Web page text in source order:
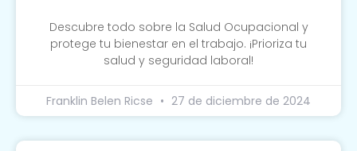
Descubre todo sobre la Salud Ocupacional y
protege tu bienestar en el trabajo. ¡Prioriza tu
salud y seguridad laboral!
Franklin Belen Ricse 27 de diciembre de 2024